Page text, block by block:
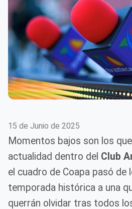
15 de Junio de 2025
Momentos bajos son los
actualidad dentro del Club
el cuadro de Coapa pasó de
temporada histórica a una
querrán olvidar tras todos